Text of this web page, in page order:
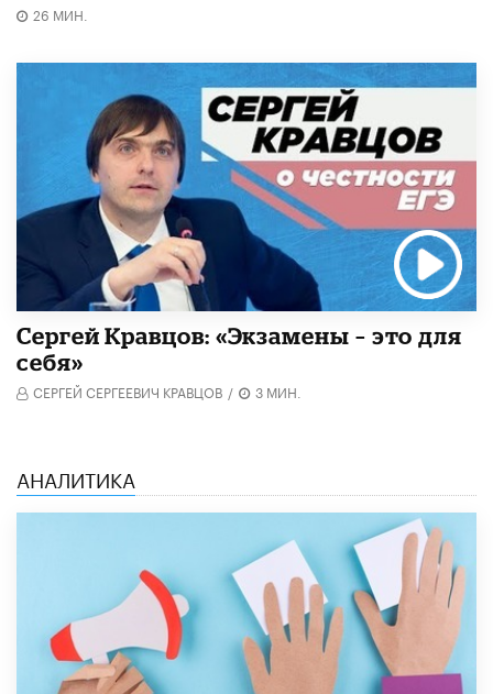
26 МИН.
Сергей Кравцов: «Экзамены – это для
себя»
СЕРГЕЙ СЕРГЕЕВИЧ КРАВЦОВ / 3 МИН.
АНАЛИТИКА